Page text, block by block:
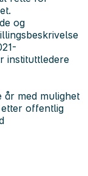
og
instituttledere
med mulighet
offentlig